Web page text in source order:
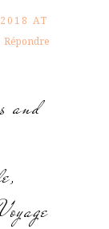
AT
Répondre
and